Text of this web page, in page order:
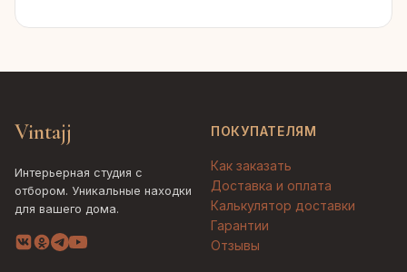
Vintajj
Интерьерная студия с
отбором. Уникальные находки
для вашего дома.
ПОКУПАТЕЛЯМ
Как заказать
Доставка и оплата
Калькулятор доставки
Гарантии
Отзывы